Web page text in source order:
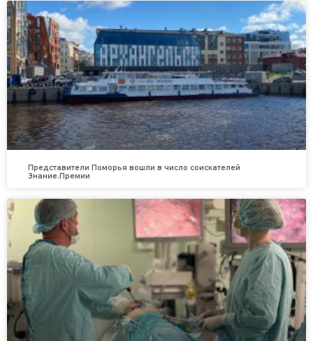
Представители Поморья вошли в число соискателей
Знание.Премии